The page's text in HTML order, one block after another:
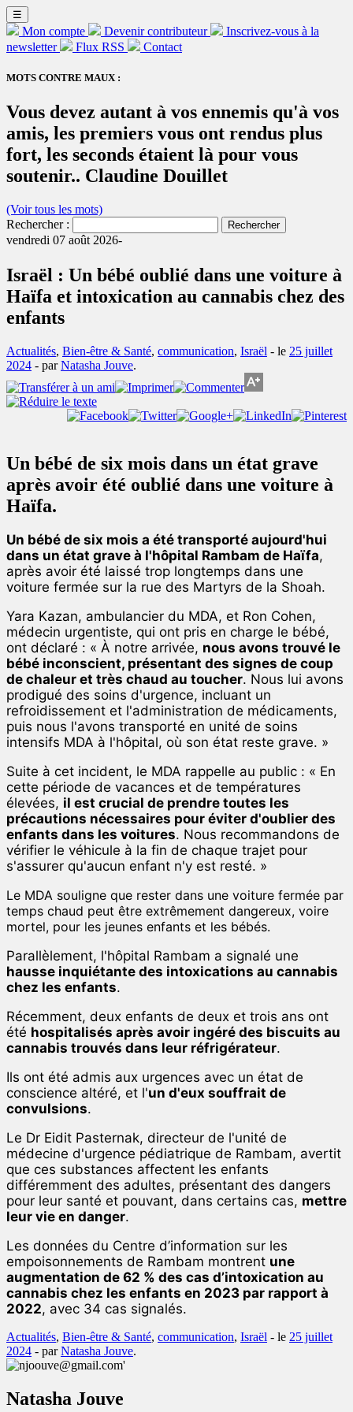
☰
Mon compte Devenir contributeur
Inscrivez-vous à la
newsletter
Flux RSS Contact
MOTS CONTRE MAUX :
Vous devez autant à vos ennemis qu'à vos
amis, les premiers vous ont rendus plus
fort, les seconds étaient là pour vous
soutenir.. Claudine Douillet
(Voir tous les mots)
Rechercher :
vendredi 07 août 2026-
Israël : Un bébé oublié dans une voiture à
Haïfa et intoxication au cannabis chez des
enfants
Actualités, Bien-être & Santé, communication, Israël - le 25 juillet
2024 - parNatasha Jouve.
Un bébé de six mois dans un état grave
après avoir été oublié dans une voiture à
Haïfa.
Un bébé de six mois a été transporté aujourd'hui
dans un état grave à l'hôpital Rambam de Haïfa,
après avoir été laissé trop longtemps dans une
voiture fermée sur la rue des Martyrs de la Shoah.
Yara Kazan, ambulancier du MDA, et Ron Cohen,
médecin urgentiste, qui ont pris en charge le bébé,
ont déclaré : « À notre arrivée, nous avons trouvé le
bébé inconscient, présentant des signes de coup
de chaleur et très chaud au toucher. Nous lui avons
prodigué des soins d'urgence, incluant un
refroidissement et l'administration de médicaments,
puis nous l'avons transporté en unité de soins
intensifs MDA à l'hôpital, où son état reste grave. »
Suite à cet incident, le MDA rappelle au public : « En
cette période de vacances et de températures
élevées, il est crucial de prendre toutes les
précautions nécessaires pour éviter d'oublier des
enfants dans les voitures. Nous recommandons de
vérifier le véhicule à la fin de chaque trajet pour
s'assurer qu'aucun enfant n'y est resté. »
Le MDA souligne que rester dans une voiture fermée par
temps chaud peut être extrêmement dangereux, voire
mortel, pour les jeunes enfants et les bébés.
Parallèlement, l'hôpital Rambam a signalé une
hausse inquiétante des intoxications au cannabis
chez les enfants.
Récemment, deux enfants de deux et trois ans ont
été hospitalisés après avoir ingéré des biscuits au
cannabis trouvés dans leur réfrigérateur.
Ils ont été admis aux urgences avec un état de
conscience altéré, et l'un d'eux souffrait de
convulsions.
Le Dr Eidit Pasternak, directeur de l'unité de
médecine d'urgence pédiatrique de Rambam, avertit
que ces substances affectent les enfants
différemment des adultes, présentant des dangers
pour leur santé et pouvant, dans certains cas, mettre
leur vie en danger.
Les données du Centre d’information sur les
empoisonnements de Rambam montrent une
augmentation de 62 % des cas d’intoxication au
cannabis chez les enfants en 2023 par rapport à
2022, avec 34 cas signalés.
Actualités, Bien-être & Santé, communication, Israël - le 25 juillet
2024 - parNatasha Jouve.
Natasha Jouve